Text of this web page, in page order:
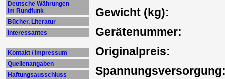
Deutsche Währungen
im Rundfunk
Bücher, Literatur
Interessantes
Kontakt / Impressum
Quellenangaben
Haftungsausschluss
Gewicht (kg):
Gerätenummer:
Originalpreis: